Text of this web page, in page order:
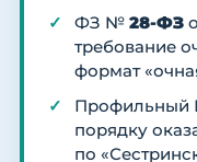
ФЗ № 28-ФЗ
требование
формат
Профильный
порядку
по